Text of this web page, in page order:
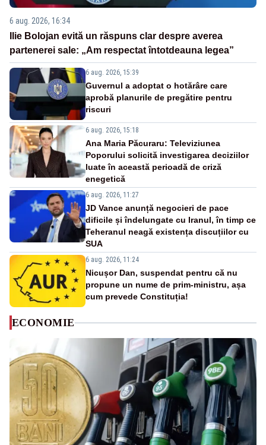
6 aug. 2026, 16:34
Ilie Bolojan evită un răspuns clar despre averea
partenerei sale: „Am respectat întotdeauna legea”
6 aug. 2026, 15:39
Guvernul a adoptat o hotărâre care
aprobă planurile de pregătire pentru
riscuri
6 aug. 2026, 15:18
Ana Maria Păcuraru: Televiziunea
Poporului solicită investigarea deciziilor
luate în această perioadă de criză
enegetică
6 aug. 2026, 11:27
JD Vance anunță negocieri de pace
dificile și îndelungate cu Iranul, în timp ce
Teheranul neagă existența discuțiilor cu
SUA
6 aug. 2026, 11:24
Nicușor Dan, suspendat pentru că nu
propune un nume de prim-ministru, așa
cum prevede Constituția!
ECONOMIE